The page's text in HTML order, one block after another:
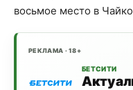
восьмое место в
РЕКЛАМА · 18+
БЕТСИТИ